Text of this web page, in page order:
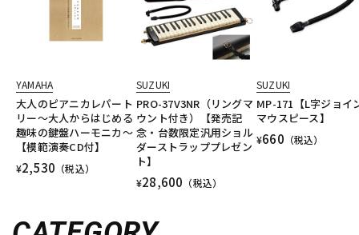
YAMAHA
大人のピアニカレパート
リー～大人からはじめる
趣味の鍵盤ハーモニカ～
【模範演奏CD付】
¥2,530 （税込）
SUZUKI
PRO-37V3NR（リングマ
ウント付き）【発売記
念・台数限定汎用ショル
ダーストラッププレゼン
ト】
¥28,600 （税込）
SUZUKI
MP-171【L字ジョイ
マウスピース】
¥660 （税込）